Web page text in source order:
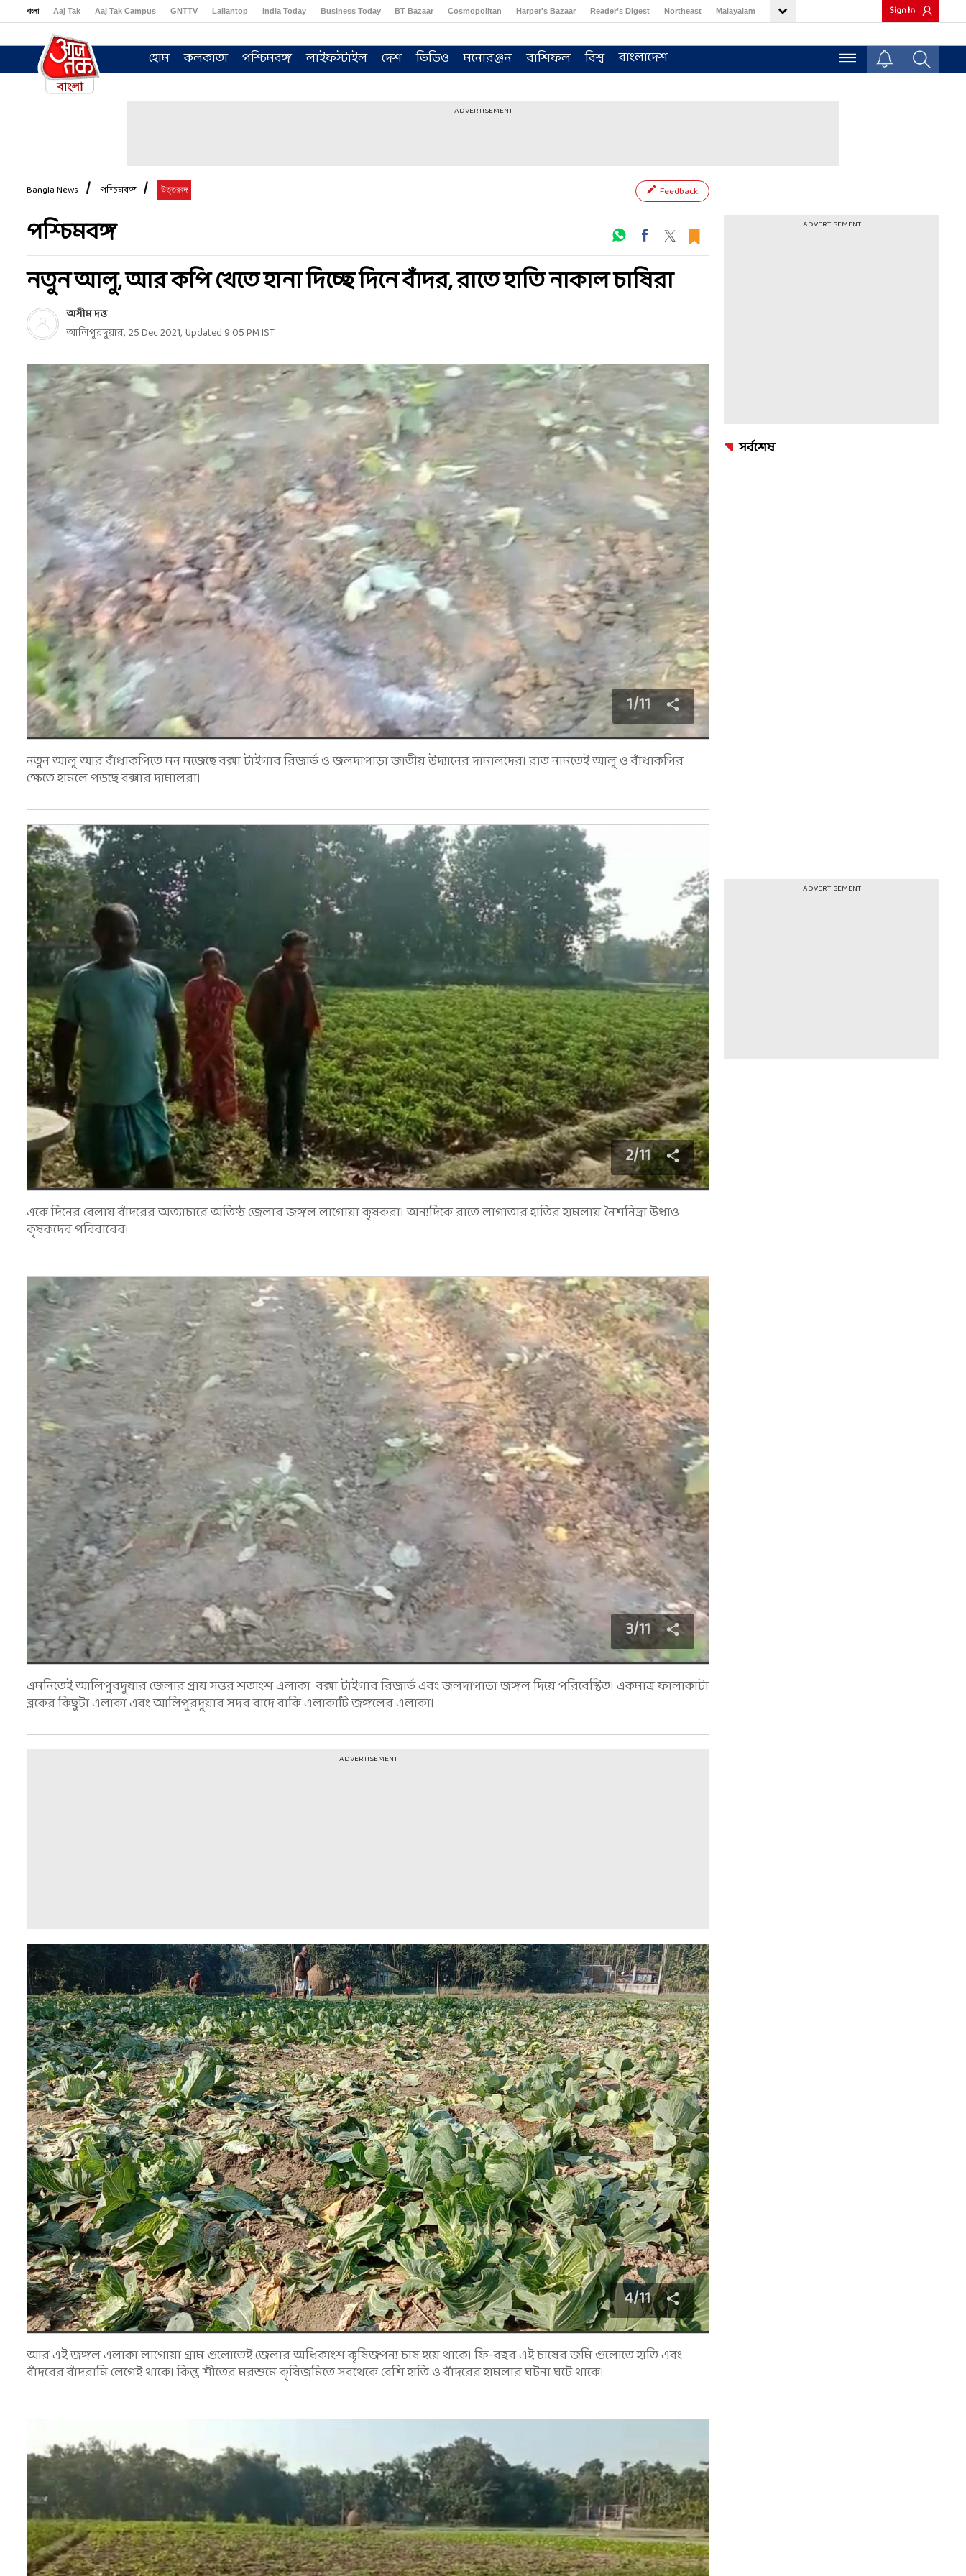
বাংলা Aaj Tak Aaj Tak Campus GNTTV Lallantop India Today Business Today BT Bazaar Cosmopolitan Harper's Bazaar Reader’s Digest Northeast Malayalam Sign In
হোম কলকাতা পশ্চিমবঙ্গ লাইফস্টাইল দেশ ভিডিও মনোরঞ্জন রাশিফল বিশ্ব বাংলাদেশ
ADVERTISEMENT
Bangla News পশ্চিমবঙ্গ উত্তরবঙ্গ Feedback
পশ্চিমবঙ্গ
নতুন আলু, আর কপি খেতে হানা দিচ্ছে দিনে বাঁদর, রাতে হাতি নাকাল চাষিরা
অসীম দত্ত
আলিপুরদুয়ার, 25 Dec 2021, Updated 9:05 PMIST
1/11
নতুন আলু আর বাঁধাকপিতে মন মজেছে বক্সা টাইগার রিজার্ভ ও জলদাপাড়া জাতীয় উদ্যানের দামালদের। রাত নামতেই আলু ও বাঁধাকপির
ক্ষেতে হামলে পড়ছে বক্সার দামালরা।
2/11
একে দিনের বেলায় বাঁদরের অত্যাচারে অতিষ্ঠ জেলার জঙ্গল লাগোয়া কৃষকরা। অন্যদিকে রাতে লাগাতার হাতির হামলায় নৈশনিদ্রা উধাও
কৃষকদের পরিবারের।
3/11
এমনিতেই আলিপুরদুয়ার জেলার প্রায় সত্তর শতাংশ এলাকা বক্সা টাইগার রিজার্ভ এবং জলদাপাড়া জঙ্গল দিয়ে পরিবেষ্টিত। একমাত্র ফালাকাটা
ব্লকের কিছুটা এলাকা এবং আলিপুরদুয়ার সদর বাদে বাকি এলাকাটি জঙ্গলের এলাকা।
ADVERTISEMENT
4/11
আর এই জঙ্গল এলাকা লাগোয়া গ্রাম গুলোতেই জেলার অধিকাংশ কৃষিজপন্য চাষ হয়ে থাকে। ফি-বছর এই চাষের জমি গুলোতে হাতি এবং
বাঁদরের বাঁদরামি লেগেই থাকে। কিন্তু শীতের মরশুমে কৃষিজমিতে সবথেকে বেশি হাতি ও বাঁদরের হামলার ঘটনা ঘটে থাকে।
ADVERTISEMENT
সর্বশেষ
ADVERTISEMENT